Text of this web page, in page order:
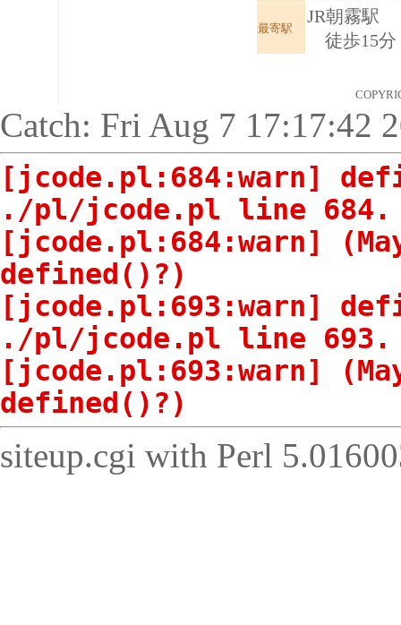
最寄駅
JR朝霧駅
徒歩15分
Catch: Fri Aug 7 17:17:42
[jcode.pl:684:warn]
./pl/jcode.pl line 684.
[jcode.pl:684:warn]
defined()?)
[jcode.pl:693:warn]
./pl/jcode.pl line 693.
[jcode.pl:693:warn]
defined()?)
siteup.cgi with Perl